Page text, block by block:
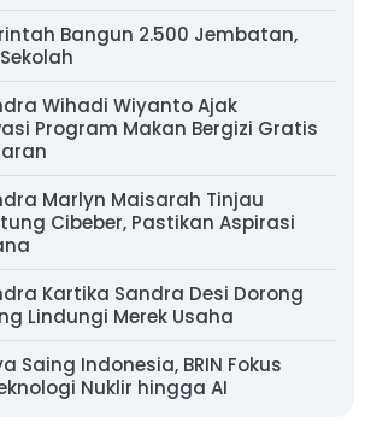
Bangun 2.500 Jembatan,
Wihadi Wiyanto Ajak
Program Makan Bergizi Gratis
Marlyn Maisarah Tinjau
Cibeber, Pastikan Aspirasi
Kartika Sandra Desi Dorong
Lindungi Merek Usaha
Saing Indonesia, BRIN Fokus
Nuklir hingga AI